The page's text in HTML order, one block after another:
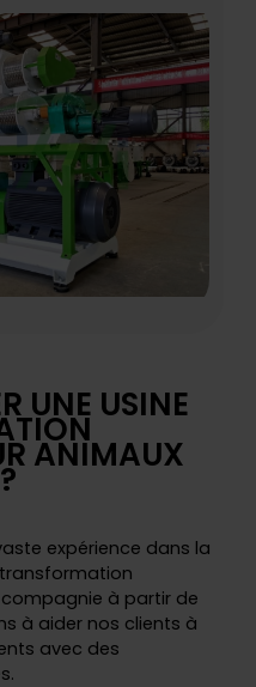
UNE USINE
ANIMAUX
expérience dans la
à partir de
à aider nos clients à
avec des